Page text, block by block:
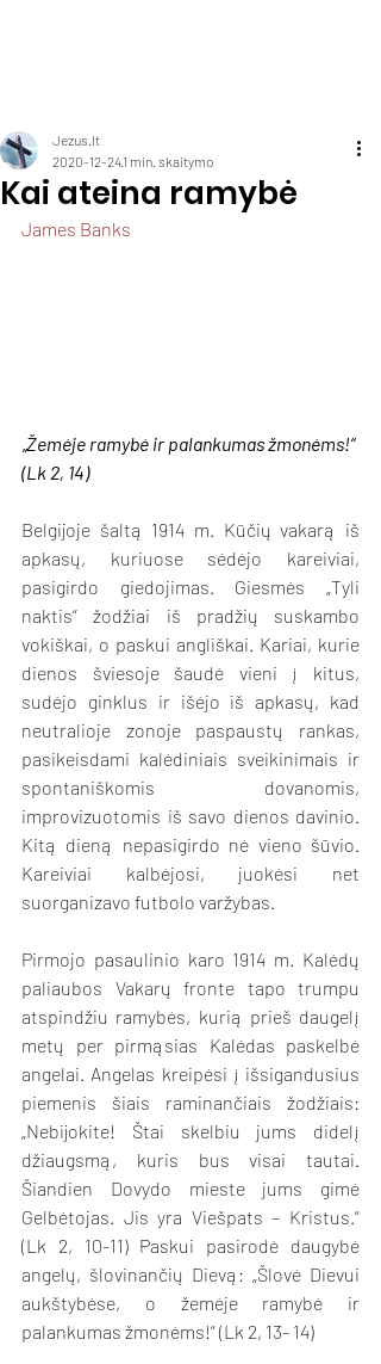
Kai ateina ramybė
Jezus.lt
2020-12-241 min. skaitymo
James Banks
„Žemėje ramybė ir palankumas žmonėms!“
(Lk 2, 14)
Belgijoje šaltą 1914 m. Kūčių vakarą iš
apkasų, kuriuose sėdėjo kareiviai,
pasigirdo giedojimas. Giesmės „Tyli
naktis“ žodžiai iš pradžių suskambo
vokiškai, o paskui angliškai. Kariai, kurie
dienos šviesoje šaudė vieni į kitus,
sudėjo ginklus ir išėjo iš apkasų, kad
neutralioje zonoje paspaustų rankas,
pasikeisdami kalėdiniais sveikinimais ir
spontaniškomis dovanomis,
improvizuotomis iš savo dienos davinio.
Kitą dieną nepasigirdo nė vieno šūvio.
Kareiviai kalbėjosi, juokėsi net
suorganizavo futbolo varžybas.
Pirmojo pasaulinio karo 1914 m. Kalėdų
paliaubos Vakarų fronte tapo trumpu
atspindžiu ramybės, kurią prieš daugelį
metų per pirmąsias Kalėdas paskelbė
angelai. Angelas kreipėsi į išsigandusius
piemenis šiais raminančiais žodžiais:
„Nebijokite! Štai skelbiu jums didelį
džiaugsmą, kuris bus visai tautai.
Šiandien Dovydo mieste jums gimė
Gelbėtojas. Jis yra Viešpats – Kristus.“
(Lk 2, 10-11) Paskui pasirodė daugybė
angelų, šlovinančių Dievą: „Šlovė Dievui
aukštybėse, o žemėje ramybė ir
palankumas žmonėms!“ (Lk 2, 13- 14)